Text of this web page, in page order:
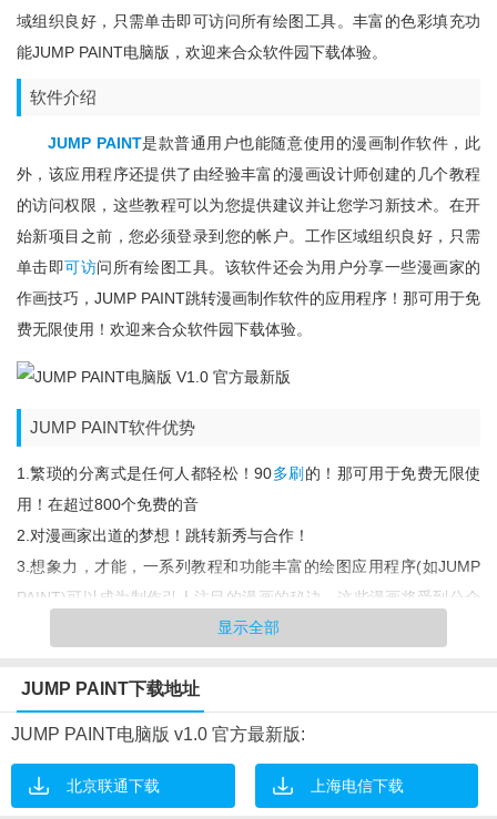
域组织良好，只需单击即可访问所有绘图工具。丰富的色彩填充功
能JUMP PAINT电脑版，欢迎来合众软件园下载体验。
软件介绍
JUMP PAINT是款普通用户也能随意使用的漫画制作软件，此
外，该应用程序还提供了由经验丰富的漫画设计师创建的几个教程
的访问权限，这些教程可以为您提供建议并让您学习新技术。在开
始新项目之前，您必须登录到您的帐户。工作区域组织良好，只需
单击即可访问所有绘图工具。该软件还会为用户分享一些漫画家的
作画技巧，JUMP PAINT跳转漫画制作软件的应用程序！那可用于免
费无限使用！欢迎来合众软件园下载体验。
JUMP PAINT软件优势
1.繁琐的分离式是任何人都轻松！90多刷 的！那可用于免费无限使
用！在超过800个免费的音
2.对漫画家出道的梦想！跳转新秀与合作！
3.想象力，才能，一系列教程和功能丰富的绘图应用程序(如JUMP
PAINT)可以成为制作引人注目的漫画的秘诀，这些漫画将受到公众
的赏识。只需花一点时间熟悉应用程序并学习绘图技巧，这些技巧
4.完备的帮助系统
显示全部
JUMP PAINT下载地址
JUMP PAINT电脑版 v1.0 官方最新版:
北京联通下载 上海电信下载